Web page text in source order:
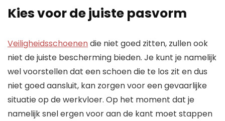
Kies voor de juiste pasvorm
Veiligheidsschoenendie niet goed zitten, zullen ook
niet de juiste bescherming bieden. Je kunt je namelijk
wel voorstellen dat een schoen die te los zit en dus
niet goed aansluit, kan zorgen voor een gevaarlijke
situatie op de werkvloer. Op het moment dat je
namelijk snel ergen voor aan de kant moet stappen